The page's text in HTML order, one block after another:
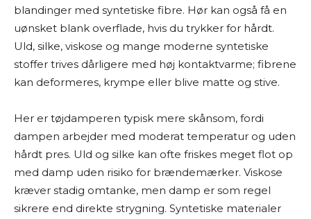
blandinger med syntetiske fibre. Hør kan også få en
uønsket blank overflade, hvis du trykker for hårdt.
Uld, silke, viskose og mange moderne syntetiske
stoffer trives dårligere med høj kontaktvarme; fibrene
kan deformeres, krympe eller blive matte og stive.
Her er tøjdamperen typisk mere skånsom, fordi
dampen arbejder med moderat temperatur og uden
hårdt pres. Uld og silke kan ofte friskes meget flot op
med damp uden risiko for brændemærker. Viskose
kræver stadig omtanke, men damp er som regel
sikrere end direkte strygning. Syntetiske materialer